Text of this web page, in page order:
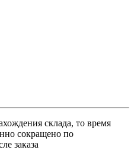
склада, то время
сокращено по
заказа